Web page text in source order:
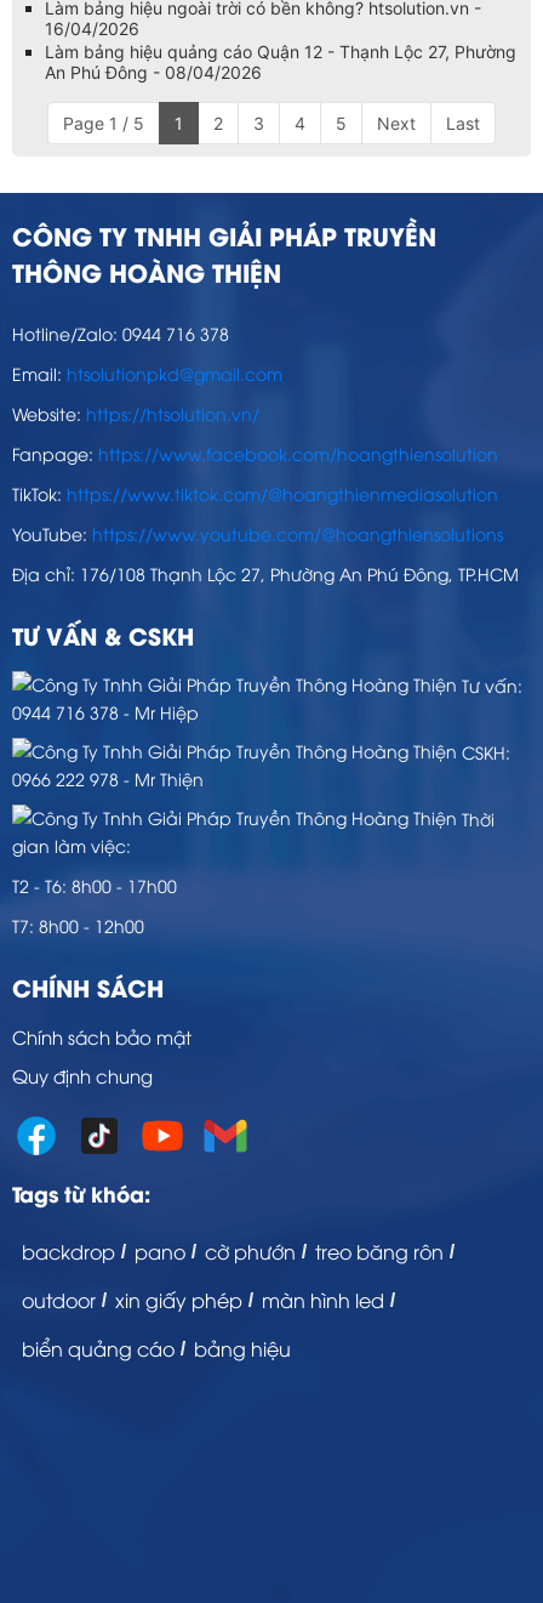
Làm bảng hiệu ngoài trời có bền không? htsolution.vn -
16/04/2026
Làm bảng hiệu quảng cáo Quận 12 - Thạnh Lộc 27, Phường
An Phú Đông - 08/04/2026
Page 1 / 5 1 2 3 4 5 Next Last
CÔNG TY TNHH GIẢI PHÁP TRUYỀN
THÔNG HOÀNG THIỆN
Hotline/Zalo: 0944 716 378
Email: htsolutionpkd@gmail.com
Website: https://htsolution.vn/
Fanpage: https://www.facebook.com/hoangthiensolution
TikTok: https://www.tiktok.com/@hoangthienmediasolution
YouTube: https://www.youtube.com/@hoangthiensolutions
Địa chỉ: 176/108 Thạnh Lộc 27, Phường An Phú Đông, TP.HCM
TƯ VẤN & CSKH
Tư vấn:
0944 716 378 - Mr Hiệp
CSKH:
0966 222 978 - Mr Thiện
Thời
gian làm việc:
T2 - T6: 8h00 - 17h00
T7: 8h00 - 12h00
CHÍNH SÁCH
Chính sách bảo mật
Quy định chung
Tags từ khóa:
backdrop pano cờ phướn
treo băng rôn
outdoor
xin giấy phép
màn hình led
biển quảng cáo
bảng hiệu